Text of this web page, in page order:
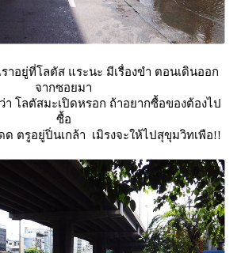
ราอยู่ที่โลตัส แระนะ มีเรื่องขำ ตอนเดินออก
จากซอยมา
โลตัสมะเปิดหรอก ถ้าอยากซื้อของต้องไป
ซื้อ
ตรูอยู่ปิ่นเกล้า เมิรงจะให้ไปสุขุมวิทเพือ!!